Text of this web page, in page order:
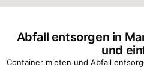
Abfall entsorgen in
und
Container mieten und Abfall